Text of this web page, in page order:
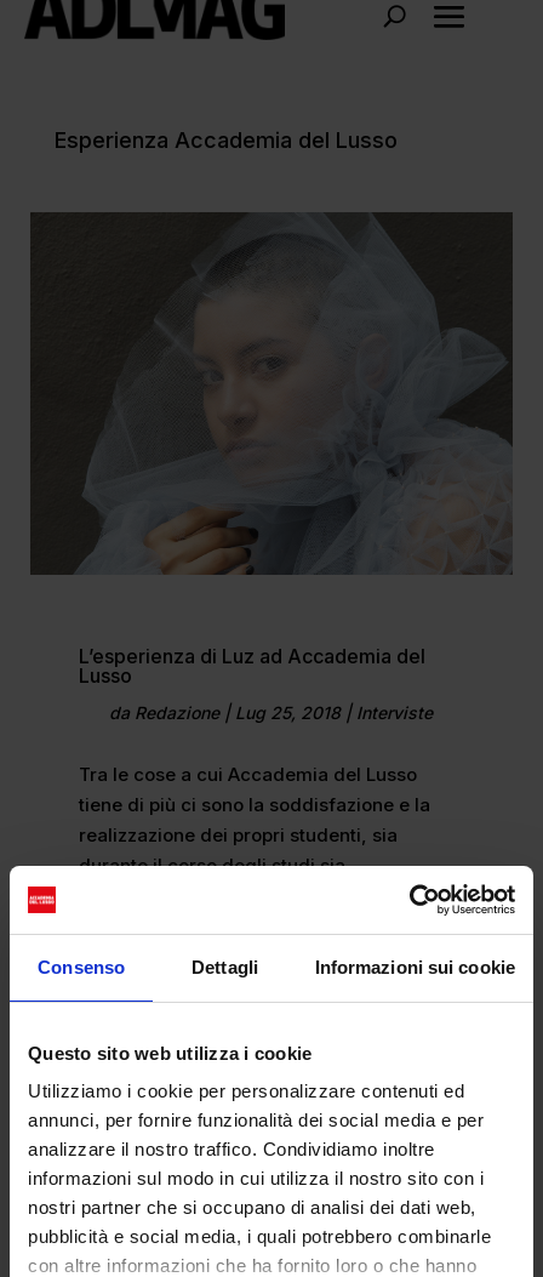
Consenso Dettagli Informazioni sui cookie
Questo sito web utilizza i cookie
Utilizziamo i cookie per personalizzare contenuti ed
annunci, per fornire funzionalità dei social media e per
analizzare il nostro traffico. Condividiamo inoltre
informazioni sul modo in cui utilizza il nostro sito con i
nostri partner che si occupano di analisi dei dati web,
pubblicità e social media, i quali potrebbero combinarle
con altre informazioni che ha fornito loro o che hanno
Esperienza Accademia del Lusso
L’esperienza di Luz ad Accademia del
Lusso
da Redazione| Lug 25, 2018| Interviste
Tra le cose a cui Accademia del Lusso
tiene di più ci sono la soddisfazione e la
realizzazione dei propri studenti, sia
durante il corso degli studi sia
successivamente nel mondo del lavoro. È
feedback positivi, come nel caso di Luz Del